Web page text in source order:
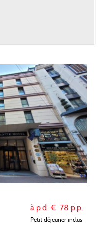
à p.d. € 78 p.p.
Petit déjeuner inclus